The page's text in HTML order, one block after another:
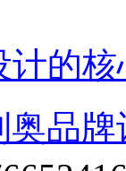
计的
奥品